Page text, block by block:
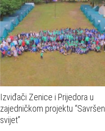
Izviđači Zenice i Prijedora u
zajedničkom projektu “Savršen
svijet”